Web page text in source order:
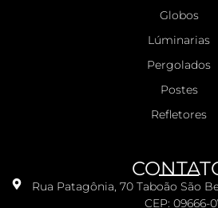
Globos
Lúminarias
Pergolados
Postes
Refletores
Rua Patagônia, 70 Taboão São
CEP: 09666-